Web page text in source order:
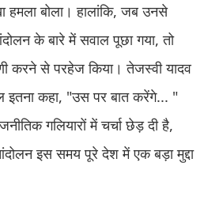
हमला बोला। हालांकि, जब उनसे
के बारे में सवाल पूछा गया, तो
करने से परहेज किया। तेजस्वी यादव
कहा, "उस पर बात करेंगे... "
गलियारों में चर्चा छेड़ दी है,
इस समय पूरे देश में एक बड़ा मुद्दा